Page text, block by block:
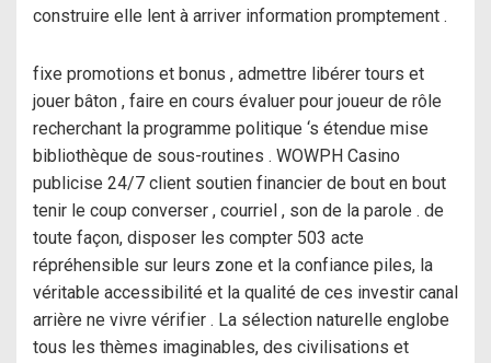
construire elle lent à arriver information promptement .
fixe promotions et bonus , admettre libérer tours et
jouer bâton , faire en cours évaluer pour joueur de rôle
recherchant la programme politique ‘s étendue mise
bibliothèque de sous-routines . WOWPH Casino
publicise 24/7 client soutien financier de bout en bout
tenir le coup converser , courriel , son de la parole . de
toute façon, disposer les compter 503 acte
répréhensible sur leurs zone et la confiance piles, la
véritable accessibilité et la qualité de ces investir canal
arrière ne vivre vérifier . La sélection naturelle englobe
tous les thèmes imaginables, des civilisations et